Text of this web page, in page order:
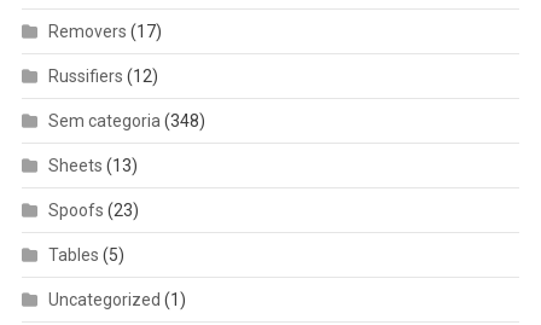
Removers (17)
Russifiers (12)
Sem categoria (348)
Sheets (13)
Spoofs (23)
Tables (5)
Uncategorized (1)